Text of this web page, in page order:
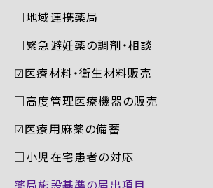
□地域連携薬局
□緊急避妊薬の調剤・相談
☑︎医療材料・衛生材料販売
□高度管理医療機器の販売
☑︎医療用麻薬の備蓄
□小児在宅患者の対応
薬局施設基準の届出項目